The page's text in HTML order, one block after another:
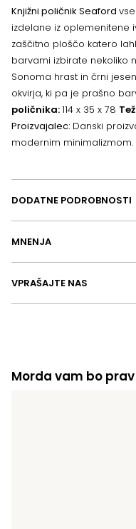
Knjižni poličnik Seaford
izdelane iz oplemenitene
zaščitno ploščo katero
barvami izbirate nekoliko
Sonoma hrast in črni
okvirja, ki pa je prašno
poličnika:114 x 35 x 78
Proizvajalec: Danski
modernim minimalizmom.
DODATNE PODROBNOSTI
MNENJA
VPRAŠAJTE NAS
Morda vam bo